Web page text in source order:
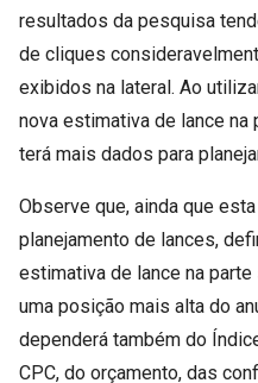
resultados da pesquisa
de cliques
exibidos na lateral. Ao
nova estimativa de lance na
terá mais dados para
Observe que, ainda que
planejamento de lances,
estimativa de lance na
uma posição mais alta do
dependerá também do
CPC, do orçamento, das